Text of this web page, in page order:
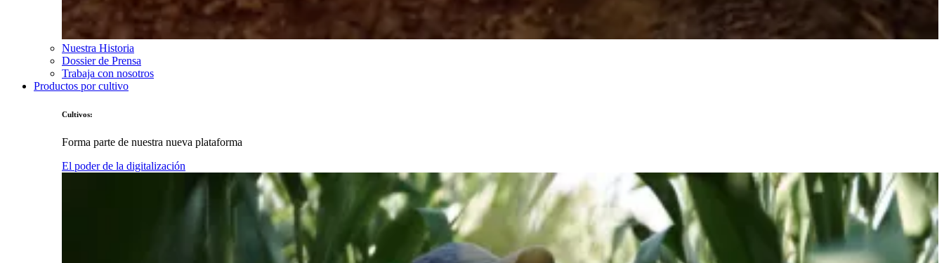
Nuestra Historia
Dossier de Prensa
Trabaja con nosotros
Productos por cultivo
Cultivos:
Forma parte de nuestra nueva plataforma
El poder de la digitalización